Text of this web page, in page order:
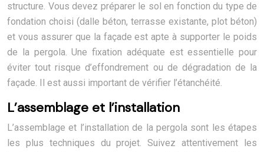
structure. Vous devez préparer le sol en fonction du type de
fondation choisi (dalle béton, terrasse existante, plot béton)
et vous assurer que la façade est apte à supporter le poids
de la pergola. Une fixation adéquate est essentielle pour
éviter tout risque d’effondrement ou de dégradation de la
façade. Il est aussi important de vérifier l’étanchéité.
L’assemblage et l’installation
L’assemblage et l’installation de la pergola sont les étapes
les plus techniques du projet. Suivez attentivement les